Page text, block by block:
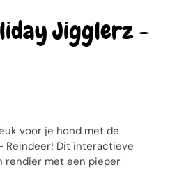
Jigglerz -
voor je hond met de
Reindeer! Dit interactieve
rendier met een pieper